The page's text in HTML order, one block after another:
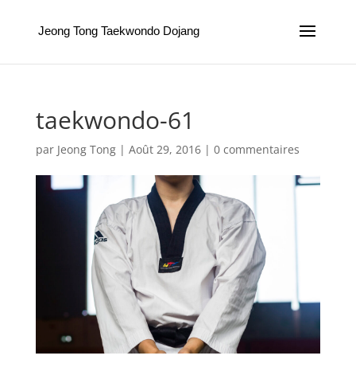
Jeong Tong Taekwondo Dojang
taekwondo-61
par Jeong Tong| Août 29, 2016| 0 commentaires